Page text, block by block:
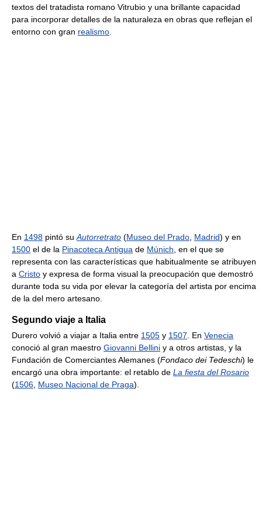
textos del tratadista romano Vitrubio y una brillante capacidad
para incorporar detalles de la naturaleza en obras que reflejan el
entorno con gran realismo
En 1498 pintó su Autorretrato (Museo del Prado Madrid) y en
1500 el de la Pinacoteca Antigua de Múnich , en el que se
representa con las características que habitualmente se atribuyen
a Cristo y expresa de forma visual la preocupación que demostró
durante toda su vida por elevar la categoría del artista por encima
de la del mero artesano.
Segundo viaje a Italia
Durero volvió a viajar a Italia entre 1505 y 1507 . En Venecia
conoció al gran maestro Giovanni Bellini y a otros artistas, y la
Fundación de Comerciantes Alemanes (Fondaco dei Tedeschi) le
encargó una obra importante: el retablo de La fiesta del Rosario
(1506 Museo Nacional de Praga).